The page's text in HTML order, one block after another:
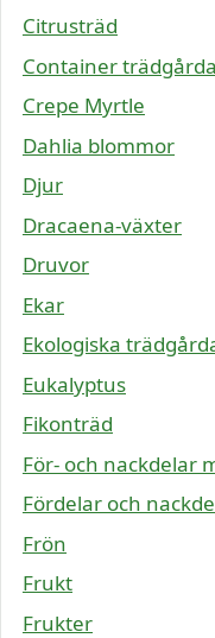
Citrusträd
Container
Crepe Myrtle
Dahlia blommor
Djur
Dracaena-växter
Druvor
Ekar
Ekologiska
Eukalyptus
Fikonträd
För- och nackdelar
Fördelar och
Frön
Frukt
Frukter